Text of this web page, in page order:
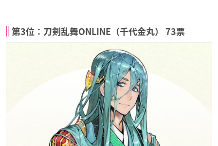
第3位：刀剣乱舞ONLINE（千代金丸） 73票